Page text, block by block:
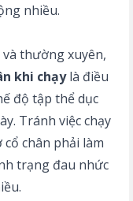
nhiều.
thường xuyên,
khi chạylà điều
độ tập thể dục
Tránh việc chạy
cổ chân phải làm
trạng đau nhức